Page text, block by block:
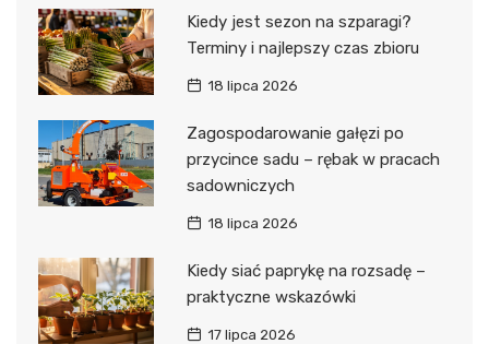
Kiedy jest sezon na szparagi?
Terminy i najlepszy czas zbioru
18 lipca 2026
Zagospodarowanie gałęzi po
przycince sadu – rębak w pracach
sadowniczych
18 lipca 2026
Kiedy siać paprykę na rozsadę –
praktyczne wskazówki
17 lipca 2026